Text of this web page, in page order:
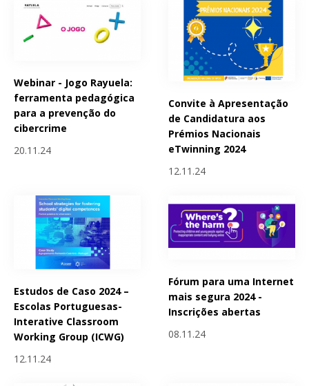
Webinar - Jogo Rayuela:
ferramenta pedagógica
para a prevenção do
cibercrime
20.11.24
Convite à Apresentação
de Candidatura aos
Prémios Nacionais
eTwinning 2024
12.11.24
Estudos de Caso 2024 –
Escolas Portuguesas-
Interative Classroom
Working Group (ICWG)
12.11.24
Fórum para uma Internet
mais segura 2024 -
Inscrições abertas
08.11.24